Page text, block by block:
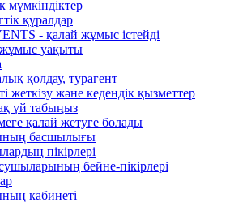
мүмкіндіктер
құралдар
- қалай жұмыс істейді
уақыты
қолдау, турагент
жеткізу және кедендік қызметтер
үй табыңыз
қалай жетуге болады
басшылығы
пікірлері
бейне-пікірлері
кабинеті